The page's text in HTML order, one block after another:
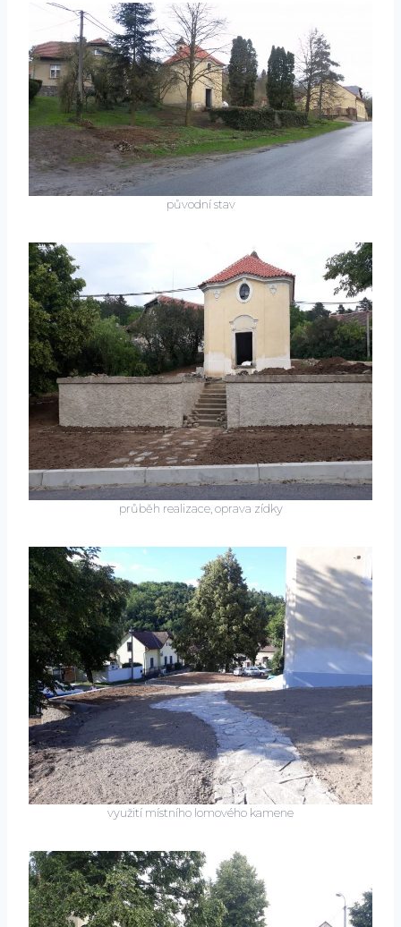
původní stav
průběh realizace, oprava zídky
využití místního lomového kamene